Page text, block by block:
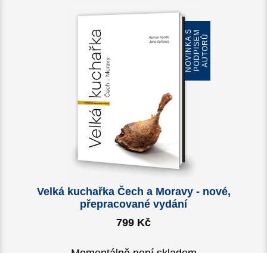
N
O
V
I
N
K
A
S
P
O
D
P
I
S
E
M
A
U
T
O
R Ů
Velká kuchařka Čech a Moravy - nové,
přepracované vydání
799 Kč